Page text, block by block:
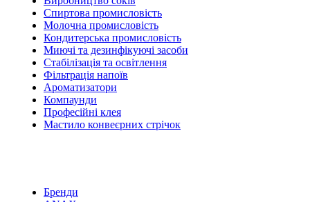
Спиртова промисловість
Молочна промисловість
Кондитерська промисловість
Миючі та дезинфікуючі засоби
Стабілізація та освітлення
Фільтрація напоїв
Ароматизатори
Компаунди
Професійні клея
Мастило конвеєрних стрічок
Бренди